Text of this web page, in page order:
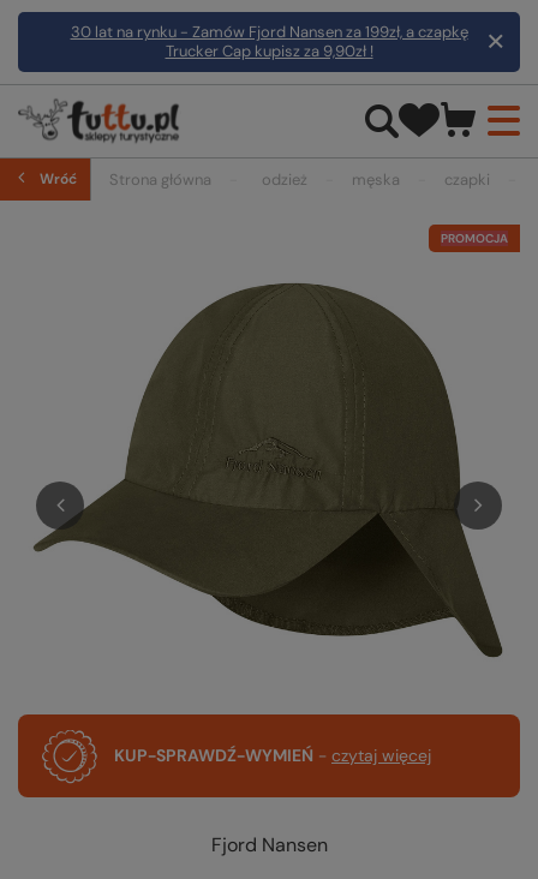
30 lat na rynku - Zamów Fjord Nansen za 199zł, a czapkę
Trucker Cap kupisz za 9,90zł !
Wróć Strona główna odzież męska czapki
PROMOCJA
KUP-SPRAWDŹ-WYMIEŃ - czytaj więcej
Fjord Nansen